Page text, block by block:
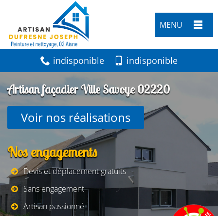
MENU
indisponible indisponible
Artisan façadier Ville Savoye 02220
Voir nos réalisations
Nos engagements
Devis et déplacement gratuits
Sans engagement
Artisan passionné